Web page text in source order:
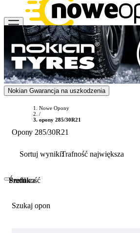
Nokian Gwarancja na uszkodzenia
Nowe Opony
/
opony 285/30R21
Opony 285/30R21
Sortuj wyniki:
Szukaj opon
Szerokość
Profil
Średnica